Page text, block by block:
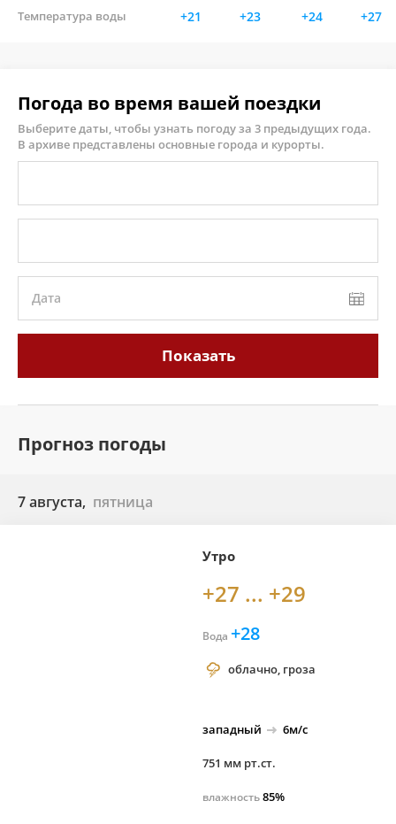
Температура воды +21 +23 +24 +27
Погода во время вашей поездки
Выберите даты, чтобы узнать погоду за 3 предыдущих года.
В архиве представлены основные города и курорты.
Дата
Показать
Прогноз погоды
7 августа, пятница
Утро
+27 ... +29
Вода +28
облачно, гроза
западный 6м/с
751 мм рт.ст.
влажность85%